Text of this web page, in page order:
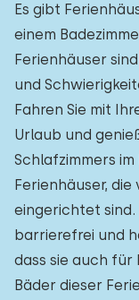
Es gibt
einem
Ferienhäuser
und
Fahren Sie mit
Urlaub und
Schlafzimmers
Ferienhäuser,
eingerichtet sind.
barrierefrei und
dass sie auch für
Bäder dieser